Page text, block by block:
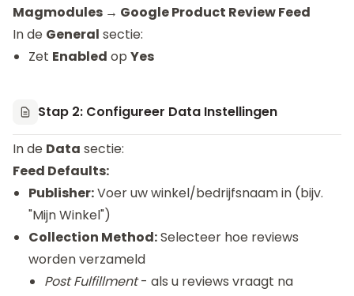
Magmodules → Google Product Review Feed
In de General sectie:
Zet Enabled op Yes
Stap 2: Configureer Data Instellingen
In de Data sectie:
Feed Defaults:
Publisher:Voer uw winkel/bedrijfsnaam in (bijv.
"Mijn Winkel")
Collection Method:Selecteer hoe reviews
worden verzameld
Post Fulfillment- als u reviews vraagt na